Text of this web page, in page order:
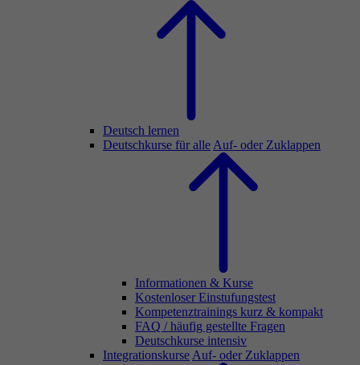
Deutsch lernen
Deutschkurse für alle Auf- oder Zuklappen
Informationen & Kurse
Kostenloser Einstufungstest
Kompetenztrainings kurz & kompakt
FAQ / häufig gestellte Fragen
Deutschkurse intensiv
Integrationskurse Auf- oder Zuklappen